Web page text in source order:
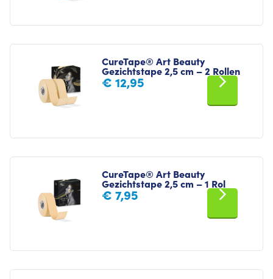
CureTape® Art Beauty
Gezichtstape 2,5 cm – 2 Rollen
€ 12,95
CureTape® Art Beauty
Gezichtstape 2,5 cm – 1 Rol
€ 7,95